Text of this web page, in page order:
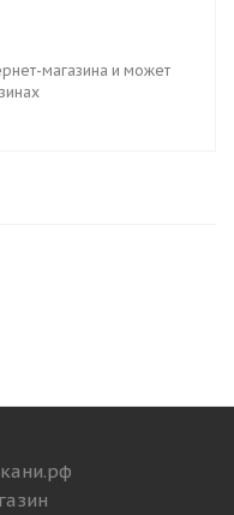
магазина и может